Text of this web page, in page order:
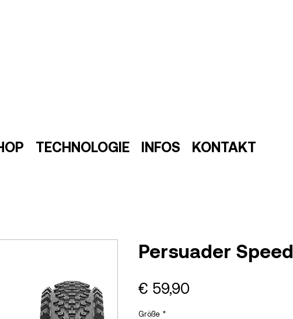
TECHNOLOGIE INFOS KONTAKT
Persuader Speed
€ 59,90
Größe *